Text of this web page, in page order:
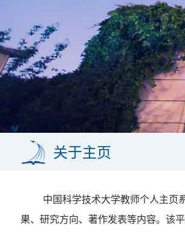
关于主页
中国科学技术大学教师个人主页
果、研究方向、著作发表等内容。该